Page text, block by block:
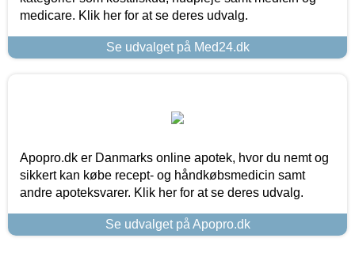
medicare. Klik her for at se deres udvalg.
Se udvalget på Med24.dk
Apopro.dk er Danmarks online apotek, hvor du nemt og
sikkert kan købe recept- og håndkøbsmedicin samt
andre apoteksvarer. Klik her for at se deres udvalg.
Se udvalget på Apopro.dk